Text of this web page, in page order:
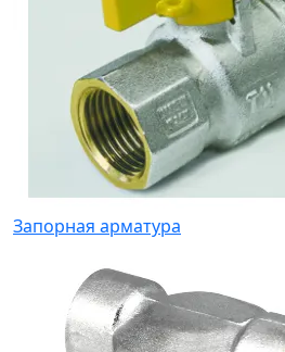
Запорная арматура